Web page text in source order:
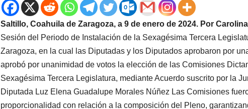
Saltillo, Coahuila de Zaragoza, a 9 de enero de 2024. Por
Sesión del Periodo de Instalación de la Sexagésima Tercera
Zaragoza, en la cual las Diputadas y los Diputados aprobaron por
aprobó por unanimidad de votos la elección de las Comisiones
Sexagésima Tercera Legislatura, mediante Acuerdo suscrito por la
Diputada Luz Elena Guadalupe Morales Núñez Las Comisiones
proporcionalidad con relación a la composición del Pleno,